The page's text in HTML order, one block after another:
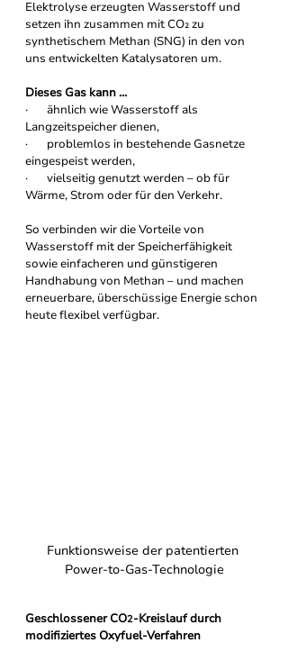
Elektrolyse erzeugten Wasserstoff und
setzen ihn zusammen mit CO₂ zu
synthetischem Methan (SNG) in den von
uns entwickelten Katalysatoren um.
Dieses Gas kann ...
·       ähnlich wie Wasserstoff als
Langzeitspeicher dienen,
·       problemlos in bestehende Gasnetze
eingespeist werden,
·       vielseitig genutzt werden – ob für
Wärme, Strom oder für den Verkehr.
So verbinden wir die Vorteile von
Wasserstoff mit der Speicherfähigkeit
sowie einfacheren und günstigeren
Handhabung von Methan – und machen
erneuerbare, überschüssige Energie schon
heute flexibel verfügbar.
Funktionsweise der patentierten
Power-to-Gas-Technologie
Geschlossener CO2-Kreislauf durch
modifiziertes Oxyfuel-Verfahren